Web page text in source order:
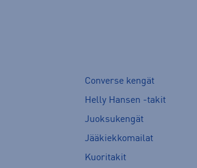
Converse kengät
Helly Hansen -takit
Juoksukengät
Jääkiekkomailat
Kuoritakit